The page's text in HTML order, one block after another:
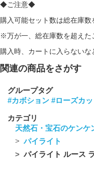
◆ご注意◆
購入可能セット数は総在庫数
※万が一、総在庫数を超えた
購入時、カートに入らないな
関連の商品をさがす
グループタグ
#カボション #ローズカッ
カテゴリ
天然石・宝石のケンケ
パイライト
パイライト ルース